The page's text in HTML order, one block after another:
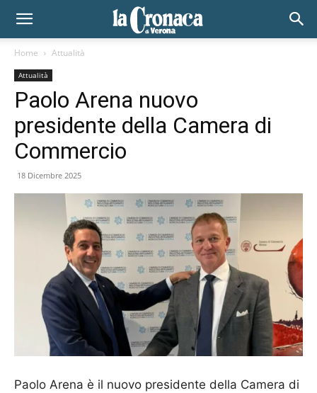
Home Attualità
Attualità
Paolo Arena nuovo
presidente della Camera di
Commercio
18 Dicembre 2025
Paolo Arena è il nuovo presidente della Camera di